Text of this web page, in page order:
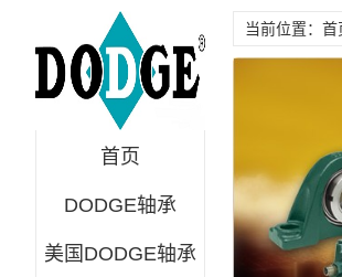
首页
DODGE轴承
美国DODGE轴承
当前位置：